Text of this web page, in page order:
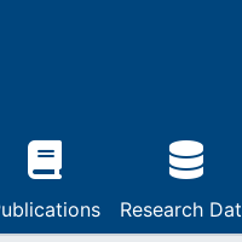
Research